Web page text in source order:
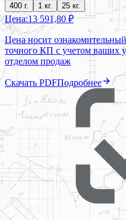
400 г. 1 кг. 25 кг.
Цена:13 591,80 ₽
Цена носит
точного КП с учетом ваших
отделом продаж
Скачать PDFПодробнее